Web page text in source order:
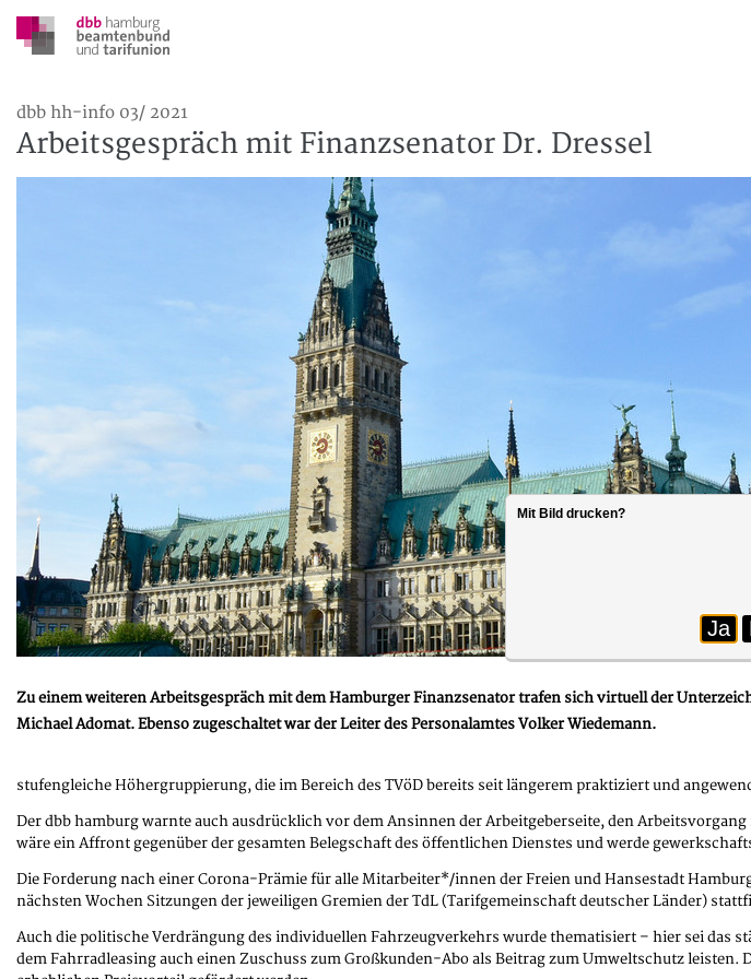
dbb hh-info 03/ 2021
Arbeitsgespräch mit Finanzsenator Dr. Dressel
Zu einem weiteren Arbeitsgespräch mit dem Hamburger Finanzsenator trafen sich virtuell der
Michael Adomat. Ebenso zugeschaltet war der Leiter des Personalamtes Volker Wiedemann.
stufengleiche Höhergruppierung, die im Bereich des TVöD bereits seit längerem praktiziert und
Der dbb hamburg warnte auch ausdrücklich vor dem Ansinnen der Arbeitgeberseite, den
wäre ein Affront gegenüber der gesamten Belegschaft des öffentlichen Dienstes und werde
Die Forderung nach einer Corona-Prämie für alle Mitarbeiter*/innen der Freien und Hansestadt
nächsten Wochen Sitzungen der jeweiligen Gremien der TdL (Tarifgemeinschaft deutscher Länder)
Auch die politische Verdrängung des individuellen Fahrzeugverkehrs wurde thematisiert – hier sei das
dem Fahrradleasing auch einen Zuschuss zum Großkunden-Abo als Beitrag zum Umweltschutz
Mit Bild drucken?
Ja